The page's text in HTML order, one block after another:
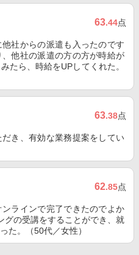
63.44点
社からの派遣も入ったのです
他社の派遣の方の方が時給が
たら、時給をUPしてくれた。
63.38点
き、有効な業務提案をしてい
62.85点
ラインで完了できたのでよか
グの受講をすることができ、就
た。（50代／女性）